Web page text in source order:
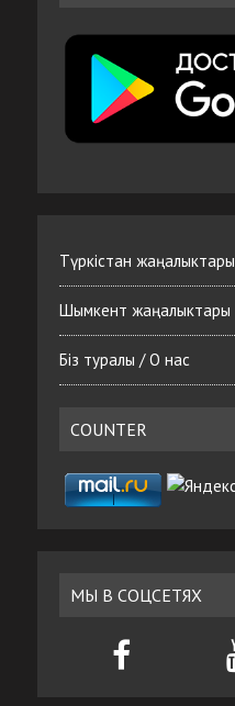
Түркістан жаңалыктары
Шымкент жаңалыктары
Біз туралы / О нас
COUNTER
МЫ В СОЦСЕТЯХ